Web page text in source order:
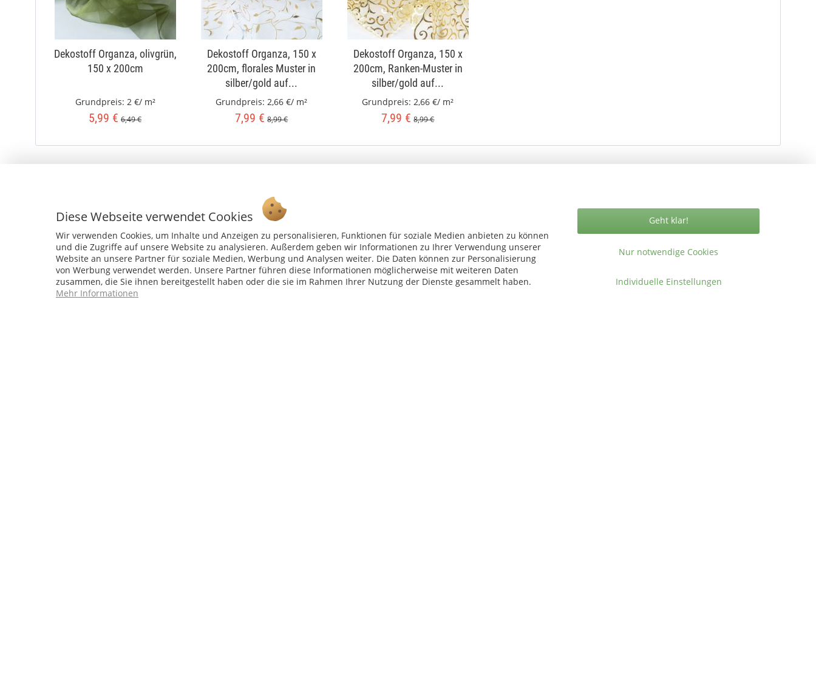
Dekostoff Organza, olivgrün,
150 x 200cm
Grundpreis: 2 €/ m²
5,99 € 6,49 €
Dekostoff Organza, 150 x
200cm, florales Muster in
silber/gold auf...
Grundpreis: 2,66 €/ m²
7,99 € 8,99 €
Dekostoff Organza, 150 x
200cm, Ranken-Muster in
silber/gold auf...
Grundpreis: 2,66 €/ m²
7,99 € 8,99 €
Ab 75 € versandkostenfrei *
Service Hotline Shop Service Informationen
Diese Webseite verwendet Cookies
Wir verwenden Cookies, um Inhalte und Anzeigen zu personalisieren, Funktionen für soziale Medien anbieten zu können
und die Zugriffe auf unsere Website zu analysieren. Außerdem geben wir Informationen zu Ihrer Verwendung unserer
Website an unsere Partner für soziale Medien, Werbung und Analysen weiter. Die Daten können zur Personalisierung
von Werbung verwendet werden. Unsere Partner führen diese Informationen möglicherweise mit weiteren Daten
zusammen, die Sie ihnen bereitgestellt haben oder die sie im Rahmen Ihrer Nutzung der Dienste gesammelt haben.
Mehr Informationen
Nur notwendige Cookies
Geht klar!
Individuelle Einstellungen